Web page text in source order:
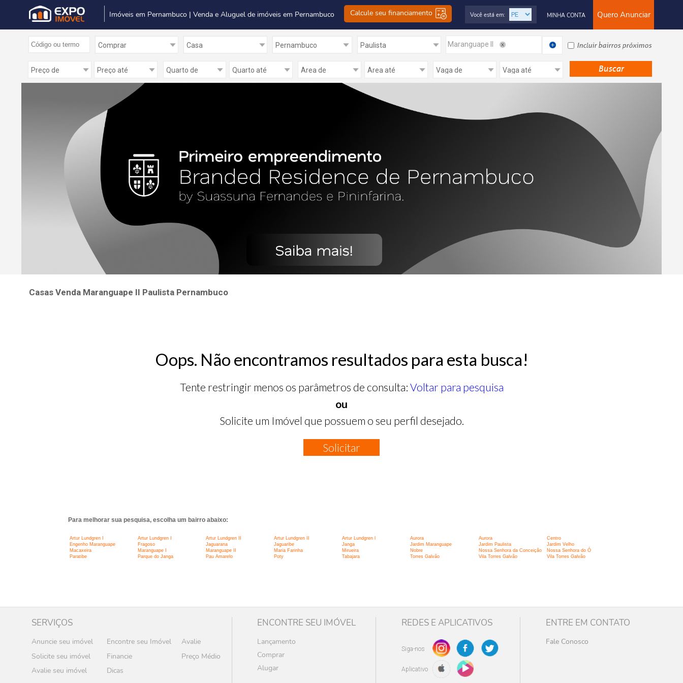
Imóveis em Pernambuco | Venda e Aluguel de imóveis em Pernambuco Calcule seu financiamento Quero Anunciar
MINHA CONTA
Você está em:
Maranguape II Incluir bairros próximos
Casas Venda Maranguape II Paulista Pernambuco
Oops. Não encontramos resultados para esta busca!
Tente restringir menos os parâmetros de consulta: Voltar para pesquisa
ou
Solicite um Imóvel que possuem o seu perfil desejado.
Solicitar
Para melhorar sua pesquisa, escolha um bairro abaixo:
Artur Lundgren I Artur Lundgren I Artur Lundgren II Artur Lundgren II Artur Lundgren l Aurora Aurora
Centro
Engenho Maranguape
Fragoso Jaguarana Jaguaribe Janga Jardim Maranguape Jardim Paulista
Jardim Velho
Macaxeira
Maranguape I Maranguape II Maria Farinha Mirueira Nobre Nossa Senhora da Conceição
Nossa Senhora do Ó
Paratibe
Parque do Janga Pau Amarelo Poty Tabajara Torres Galvão Vila Torres Galvão Vila Torres Galvão
SERVIÇOS
Anuncie seu imóvel Encontre seu Imóvel
Avalie
Solicite seu imóvel
Financie
Preço Médio
Avalie seu imóvel
Dicas
ENCONTRE SEU IMÓVEL
Lançamento
Comprar
Alugar
REDES E APLICATIVOS
Siga-nos
Aplicativo
ENTRE EM CONTATO
Fale Conosco